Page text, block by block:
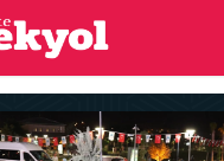
açıldığı gibi akın etti: